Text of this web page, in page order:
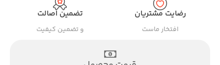
رضایت مشتریان
افتخار ماست
تضمین اصالت
و تضمین کیفیت